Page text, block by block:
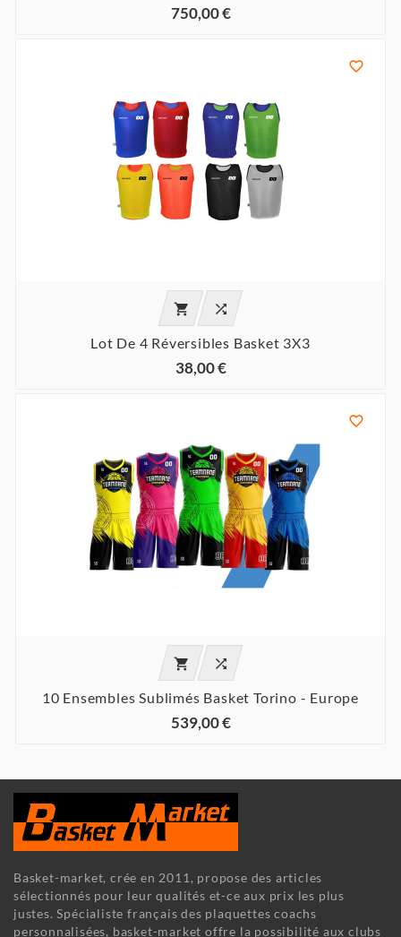
750,00 €

 
Lot De 4 Réversibles Basket 3X3
38,00 €

 
10 Ensembles Sublimés Basket Torino - Europe
539,00 €
Basket-market, crée en 2011, propose des articles
sélectionnés pour leur qualités et-ce aux prix les plus
justes. Spécialiste français des plaquettes coachs
personnalisées, basket-market offre la possibilité aux clubs